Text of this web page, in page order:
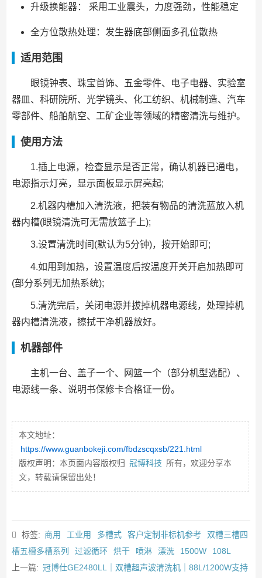
升级换能器： 采用工业震头，力度强劲，性能稳定
全方位散热处理：发生器底部侧面多孔位散热
适用范围
眼镜钟表、珠宝首饰、五金零件、电子电器、实验室
器皿、科研院所、光学镜头、化工纺织、机械制造、汽车
零部件、船舶航空、工矿企业等领域的精密清洗与维护。
使用方法
1.插上电源，检查显示是否正常，确认机器已通电，
电源指示灯亮，显示面板显示屏亮起;
2.机器内槽加入清洗液，把装有物品的清洗蓝放入机
器内槽(眼镜清洗可无需放篮子上);
3.设置清洗时间(默认为5分钟)，按开始即可;
4.如用到加热，设置温度后按温度开关开启加热即可
(部分系列无加热系统);
5.清洗完后，关闭电源并拔掉机器电源线，处理掉机
器内槽清洗液，擦拭干净机器放好。
机器部件
主机一台、盖子一个、网篮一个（部分机型选配）、
电源线一条、说明书保修卡合格证一份。
本文地址：
https://www.guanbokeji.com/fbdzscqxsb/221.html
版权声明：本页面内容版权归 冠博科技 所有，欢迎分享本
文，转载请保留出处！
标签: 商用 工业用 多槽式 客户定制非标机参考
双槽三槽四
槽五槽多槽系列
过滤循环 烘干 喷淋 漂洗 1500W
108L
上一篇: 冠博仕GE2480LL｜双槽超声波清洗机｜88L/1200W支持